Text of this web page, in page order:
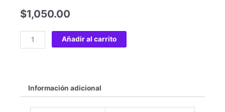
$1,050.00
Añadir al carrito
Información adicional